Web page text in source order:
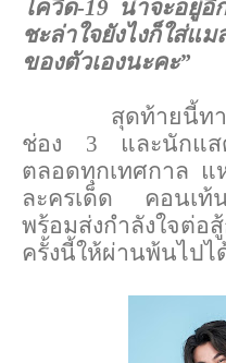
โควิด-19 น่าจะอยู่
ชะล่าใจยังไงก็ใส่แ
ของตัวเองนะคะ”
สุดท้ายนี้ท
ช่อง 3 และนักแสด
ตลอดทุกเทศกาล แ
ละครเด็ด คอนเท้
พร้อมส่งกำลังใจต่
ครั้งนี้ให้ผ่านพ้นไปไ